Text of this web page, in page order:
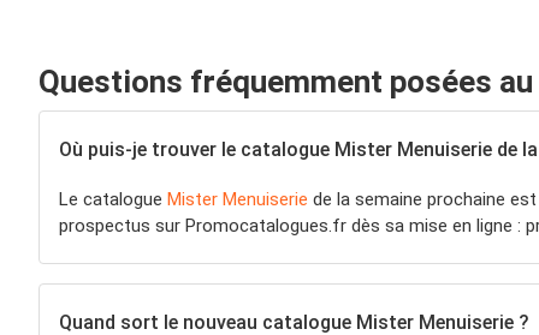
Questions fréquemment posées
Où puis-je trouver le catalogue Mister Menuiserie de
Le catalogue Mister Menuiserie de la semaine prochaine
prospectus sur Promocatalogues.fr dès sa mise en ligne :
Quand sort le nouveau catalogue Mister Menuiserie ?